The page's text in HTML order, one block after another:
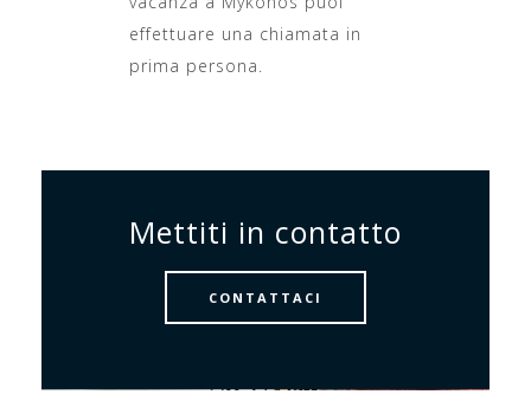
effettuare una chiamata in
prima persona.
Mettiti in contatto
CONTATTACI